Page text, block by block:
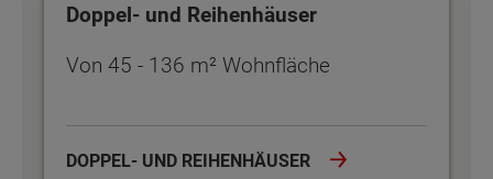
Doppel- und Reihenhäuser
Von 45 - 136 m² Wohnfläche
DOPPEL- UND REIHENHÄUSER